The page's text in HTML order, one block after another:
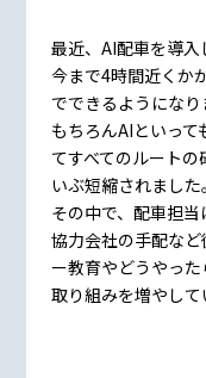
最近、AI配車を導入
今まで4時間近くか
でできるようになり
もちろんAIといっ
てすべてのルート
いぶ短縮されました。
その中で、配車担当
協力会社の手配な
ー教育やどうやっ
取り組みを増やして